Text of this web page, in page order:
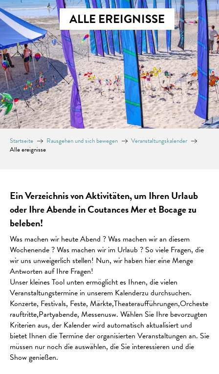
ALLE EREIGNISSE
Startseite Rausgehen und sich bewegen
Veranstaltungskalender
Alle ereignisse
Ein Verzeichnis von Aktivitäten, um Ihren Urlaub
oder Ihre Abende in Coutances Mer et Bocage zu
beleben!
Was machen wir heute Abend ? Was machen wir an diesem
Wochenende ? Was machen wir im Urlaub ? So viele Fragen, die
wir uns unweigerlich stellen! Nun, wir haben hier eine Menge
Antworten auf Ihre Fragen!
Unser kleines Tool unten ermöglicht es Ihnen, die vielen
Veranstaltungstermine in unserem Kalenderzu durchsuchen.
Konzerte, Festivals, Feste, Märkte,Theateraufführungen,Orcheste
rauftritte,Partyabende, Messenusw. Wählen Sie Ihre bevorzugten
Kriterien aus, der Kalender wird automatisch aktualisiert und
bietet Ihnen die Termine der organisierten Veranstaltungen an. Sie
müssen nur noch die auswählen, die Sie interessieren und die
Show genießen.